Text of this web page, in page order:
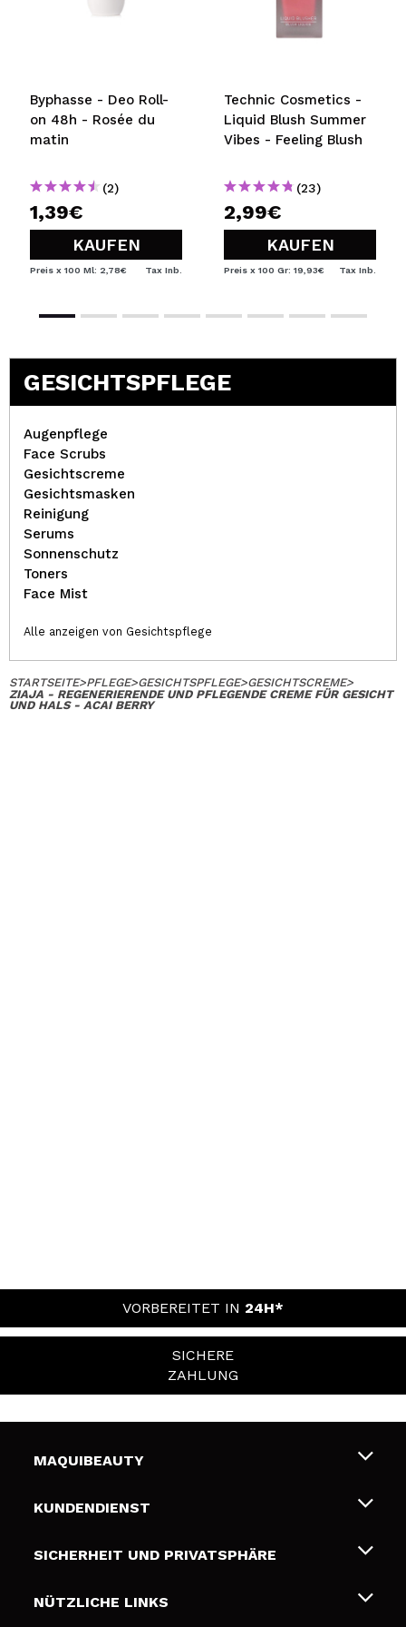
Byphasse - Deo Roll-
on 48h - Rosée du
matin
(2)
1,39€
KAUFEN
Preis x 100 Ml: 2,78€ Tax Inb.
Technic Cosmetics -
Liquid Blush Summer
Vibes - Feeling Blush
(23)
2,99€
KAUFEN
Preis x 100 Gr: 19,93€ Tax Inb.
GESICHTSPFLEGE
Augenpflege
Face Scrubs
Gesichtscreme
Gesichtsmasken
Reinigung
Serums
Sonnenschutz
Toners
Face Mist
Alle anzeigen von Gesichtspflege
STARTSEITE>PFLEGE>GESICHTSPFLEGE>GESICHTSCREME>
ZIAJA - REGENERIERENDE UND PFLEGENDE CREME FÜR GESICHT
UND HALS - ACAI BERRY
VORBEREITET IN 24H*
SICHERE
ZAHLUNG
MAQUIBEAUTY
Über uns
Geschenkkarten
KUNDENDIENST
Liefer- und Versandkosten
Zahlung
SICHERHEIT UND PRIVATSPHÄRE
Bedingungen und Datenschutz
NÜTZLICHE LINKS